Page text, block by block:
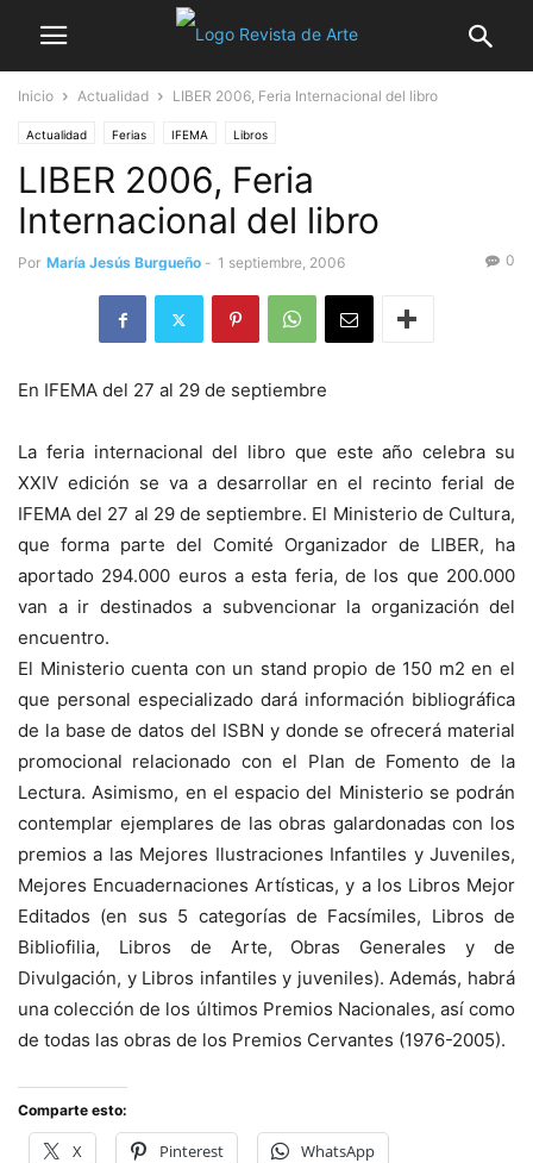
Inicio Actualidad LIBER 2006, Feria Internacional del libro
Actualidad Ferias IFEMA Libros
LIBER 2006, Feria
Internacional del libro
Por María Jesús Burgueño - 1 septiembre, 2006 0
En IFEMA del 27 al 29 de septiembre
La feria internacional del libro que este año celebra su
XXIV edición se va a desarrollar en el recinto ferial de
IFEMA del 27 al 29 de septiembre. El Ministerio de Cultura,
que forma parte del Comité Organizador de LIBER, ha
aportado 294.000 euros a esta feria, de los que 200.000
van a ir destinados a subvencionar la organización del
encuentro.
El Ministerio cuenta con un stand propio de 150 m2 en el
que personal especializado dará información bibliográfica
de la base de datos del ISBN y donde se ofrecerá material
promocional relacionado con el Plan de Fomento de la
Lectura. Asimismo, en el espacio del Ministerio se podrán
contemplar ejemplares de las obras galardonadas con los
premios a las Mejores Ilustraciones Infantiles y Juveniles,
Mejores Encuadernaciones Artísticas, y a los Libros Mejor
Editados (en sus 5 categorías de Facsímiles, Libros de
Bibliofilia, Libros de Arte, Obras Generales y de
Divulgación, y Libros infantiles y juveniles). Además, habrá
una colección de los últimos Premios Nacionales, así como
de todas las obras de los Premios Cervantes (1976-2005).
Comparte esto:
X Pinterest WhatsApp